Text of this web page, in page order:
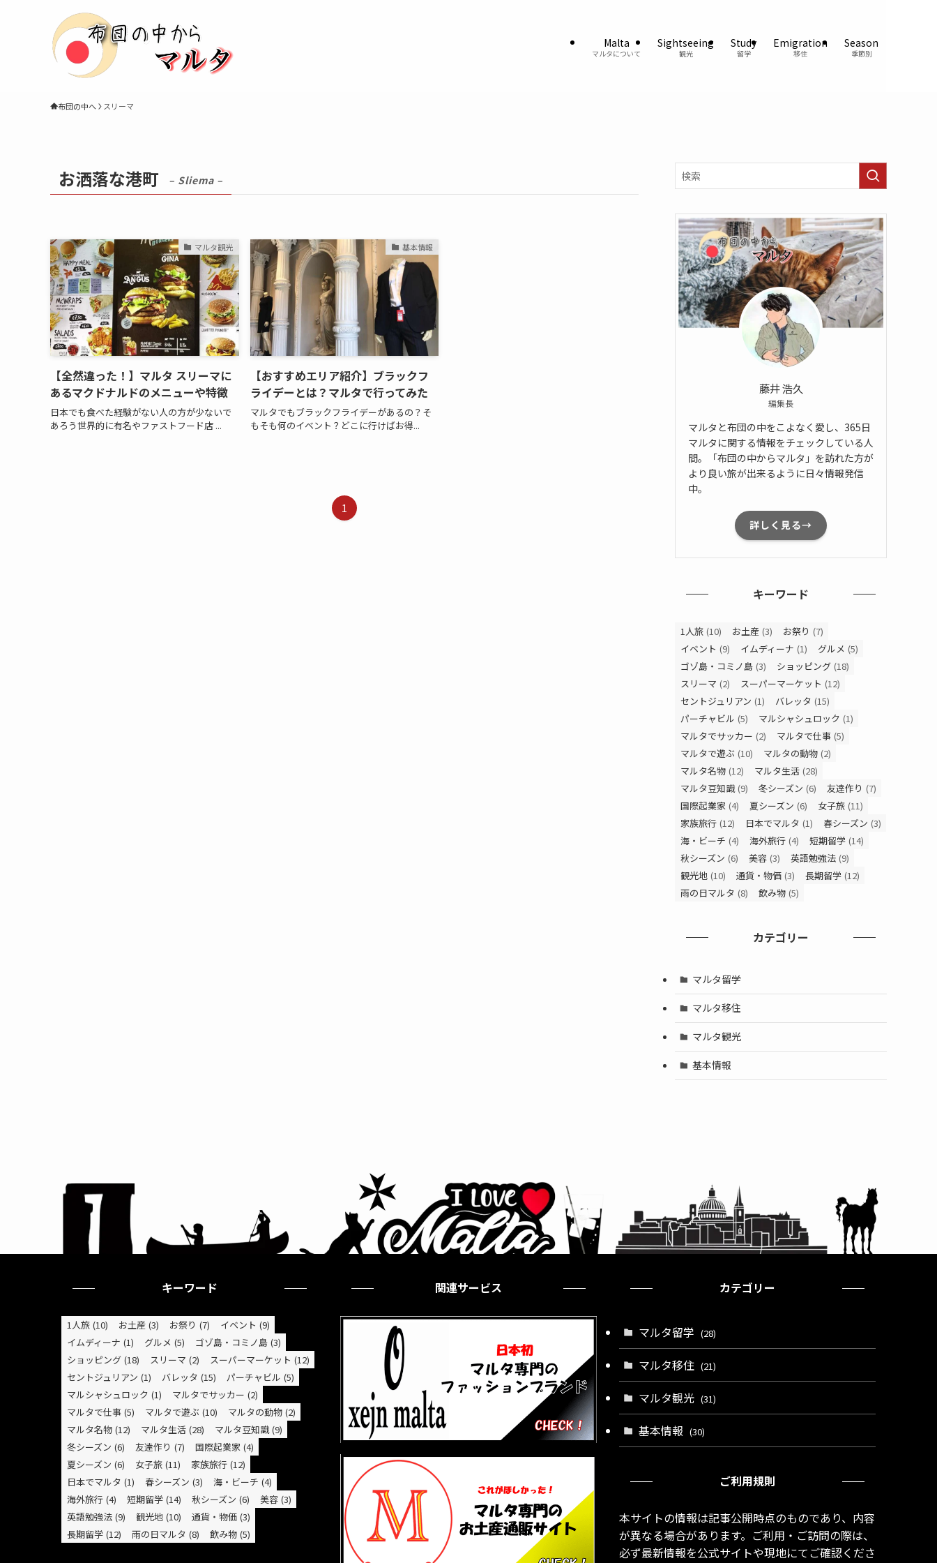
Malta
マルタについて
Sightseeing
観光
Study
留学
Emigration
移住
Season
季節別
布団の中へ スリーマ
お洒落な港町 – Sliema –
マルタ観光
【全然違った！】マルタ スリーマに
あるマクドナルドのメニューや特徴
日本でも食べた経験がない人の方が少ないで
あろう世界的に有名やファストフード店 ...
基本情報
【おすすめエリア紹介】ブラックフ
ライデーとは？マルタで行ってみた
マルタでもブラックフライデーがあるの？そ
もそも何のイベント？どこに行けばお得...
1
藤井 浩久
編集長
マルタと布団の中をこよなく愛し、365日
マルタに関する情報をチェックしている人
間。「布団の中からマルタ」を訪れた方が
より良い旅が出来るように日々情報発信
中。
詳しく見る→
キーワード
1人旅 (10) お土産 (3) お祭り (7)
イベント (9) イムディーナ (1) グルメ (5)
ゴゾ島・コミノ島 (3) ショッピング (18)
スリーマ (2) スーパーマーケット (12)
セントジュリアン (1) バレッタ (15)
パーチャビル (5) マルシャシュロック (1)
マルタでサッカー (2) マルタで仕事 (5)
マルタで遊ぶ (10) マルタの動物 (2)
マルタ名物 (12) マルタ生活 (28)
マルタ豆知識 (9) 冬シーズン (6) 友達作り (7)
国際起業家 (4) 夏シーズン (6) 女子旅 (11)
家族旅行 (12) 日本でマルタ (1) 春シーズン (3)
海・ビーチ (4) 海外旅行 (4) 短期留学 (14)
秋シーズン (6) 美容 (3) 英語勉強法 (9)
観光地 (10) 通貨・物価 (3) 長期留学 (12)
雨の日マルタ (8) 飲み物 (5)
カテゴリー
マルタ留学
マルタ移住
マルタ観光
基本情報
キーワード
1人旅 (10) お土産 (3) お祭り (7) イベント (9)
イムディーナ (1) グルメ (5) ゴゾ島・コミノ島 (3)
ショッピング (18) スリーマ (2) スーパーマーケット (12)
セントジュリアン (1) バレッタ (15) パーチャビル (5)
マルシャシュロック (1) マルタでサッカー (2)
マルタで仕事 (5) マルタで遊ぶ (10) マルタの動物 (2)
マルタ名物 (12) マルタ生活 (28) マルタ豆知識 (9)
冬シーズン (6) 友達作り (7) 国際起業家 (4)
夏シーズン (6) 女子旅 (11) 家族旅行 (12)
日本でマルタ (1) 春シーズン (3) 海・ビーチ (4)
海外旅行 (4) 短期留学 (14) 秋シーズン (6) 美容 (3)
英語勉強法 (9) 観光地 (10) 通貨・物価 (3)
長期留学 (12) 雨の日マルタ (8) 飲み物 (5)
関連サービス カテゴリー
マルタ留学 (28)
マルタ移住 (21)
マルタ観光 (31)
基本情報 (30)
ご利用規則
本サイトの情報は記事公開時点のものであり、内容
が異なる場合があります。ご利用・ご訪問の際は、
必ず最新情報を公式サイトや現地にてご確認くださ